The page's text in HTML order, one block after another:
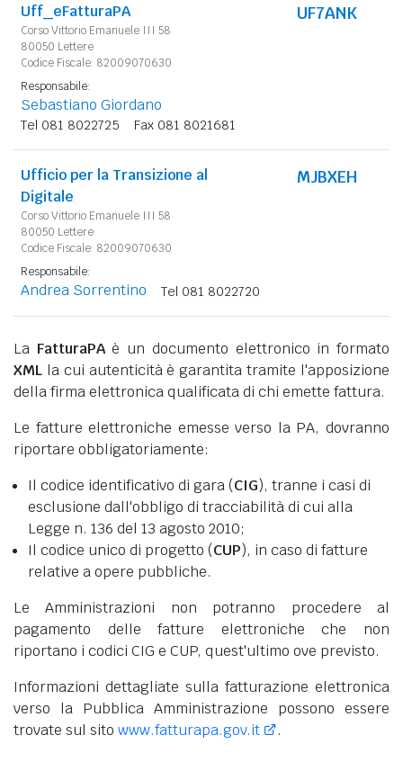
Uff_eFatturaPA
Corso Vittorio Emanuele III 58
80050 Lettere
Codice Fiscale: 82009070630
UF7ANK
Responsabile:
Sebastiano Giordano
Tel 081 8022725 Fax 081 8021681
Ufficio per la Transizione al
Digitale
Corso Vittorio Emanuele III 58
80050 Lettere
Codice Fiscale: 82009070630
MJBXEH
Responsabile:
Andrea Sorrentino Tel 081 8022720
La FatturaPAè un documento elettronico in formato
XML la cui autenticità è garantita tramite l'apposizione
della firma elettronica qualificata di chi emette fattura.
Le fatture elettroniche emesse verso la PA, dovranno
riportare obbligatoriamente:
Il codice identificativo di gara (CIG), tranne i casi di
esclusione dall'obbligo di tracciabilità di cui alla
Legge n. 136 del 13 agosto 2010;
Il codice unico di progetto (CUP), in caso di fatture
relative a opere pubbliche.
Le Amministrazioni non potranno procedere al
pagamento delle fatture elettroniche che non
riportano i codici CIG e CUP, quest'ultimo ove previsto.
Informazioni dettagliate sulla fatturazione elettronica
verso la Pubblica Amministrazione possono essere
trovate sul sito www.fatturapa.gov.it .